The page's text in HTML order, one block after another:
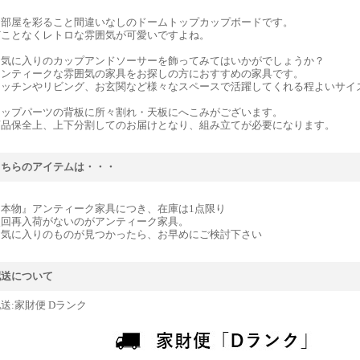
屋を彩ること間違いなしのドームトップカップボードです。
となくレトロな雰囲気が可愛いですよね。
に入りのカップアンドソーサーを飾ってみてはいかがでしょうか？
ティークな雰囲気の家具をお探しの方におすすめの家具です。
チンやリビング、お玄関など様々なスペースで活躍してくれる程よいサイ
プパーツの背板に所々割れ・天板にへこみがございます。
保全上、上下分割してのお届けとなり、組み立てが必要になります。
らのアイテムは・・・
物』アンティーク家具につき、在庫は1点限り
再入荷がないのがアンティーク家具。
に入りのものが見つかったら、お早めにご検討下さい
について
:家財便 Dランク